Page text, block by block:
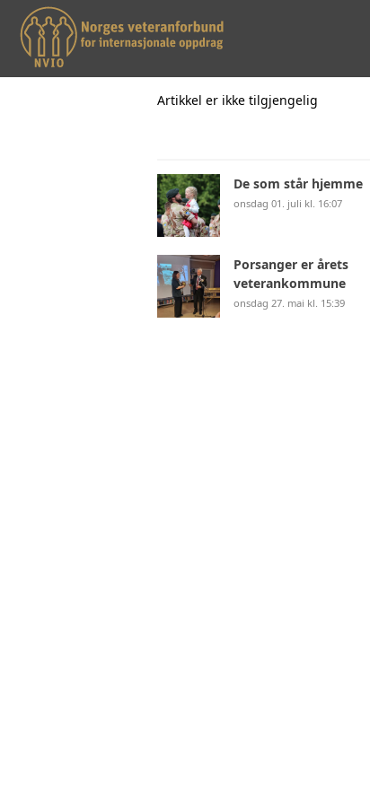
Artikkel er ikke tilgjengelig
De som står hjemme
onsdag 01. juli kl. 16:07
Porsanger er årets
veterankommune
onsdag 27. mai kl. 15:39